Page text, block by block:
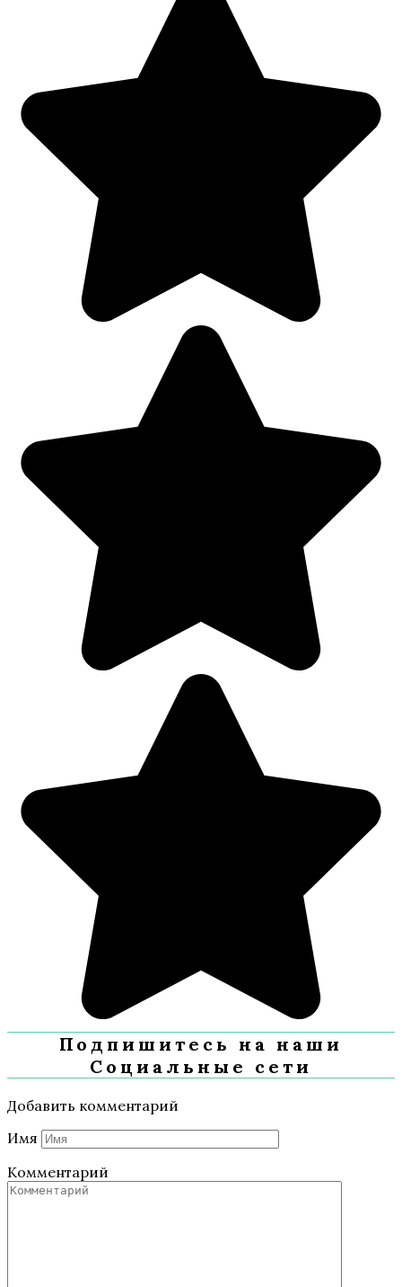
Подпишитесь на наши
Социальные сети
Добавить комментарий
Имя
Комментарий